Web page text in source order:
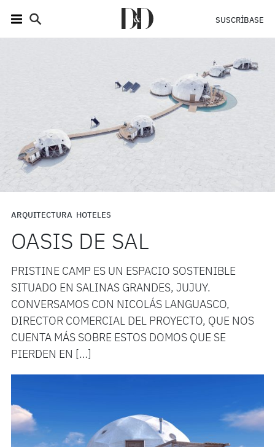
SUSCRÍBASE
ARQUITECTURA HOTELES
OASIS DE SAL
PRISTINE CAMP ES UN ESPACIO SOSTENIBLE
SITUADO EN SALINAS GRANDES, JUJUY.
CONVERSAMOS CON NICOLÁS LANGUASCO,
DIRECTOR COMERCIAL DEL PROYECTO, QUE NOS
CUENTA MÁS SOBRE ESTOS DOMOS QUE SE
PIERDEN EN […]